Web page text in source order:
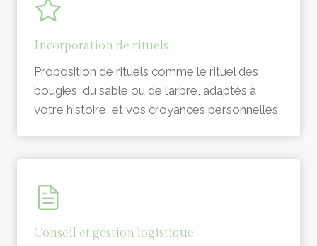
Incorporation de rituels
Proposition de rituels comme le rituel des
bougies, du sable ou de l’arbre, adaptés à
votre histoire, et vos croyances personnelles
Conseil et gestion logistique